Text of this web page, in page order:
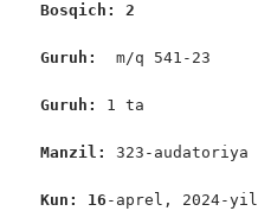
Bosqich: 2
Guruh: m/q 541-23
Guruh: 1 ta
Manzil: 323-audatoriya
Kun: 16 -aprel, 2024-yil